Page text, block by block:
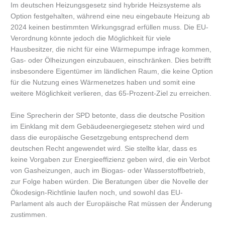
Im deutschen Heizungsgesetz sind hybride Heizsysteme als
Option festgehalten, während eine neu eingebaute Heizung ab
2024 keinen bestimmten Wirkungsgrad erfüllen muss. Die EU-
Verordnung könnte jedoch die Möglichkeit für viele
Hausbesitzer, die nicht für eine Wärmepumpe infrage kommen,
Gas- oder Ölheizungen einzubauen, einschränken. Dies betrifft
insbesondere Eigentümer im ländlichen Raum, die keine Option
für die Nutzung eines Wärmenetzes haben und somit eine
weitere Möglichkeit verlieren, das 65-Prozent-Ziel zu erreichen.
Eine Sprecherin der SPD betonte, dass die deutsche Position
im Einklang mit dem Gebäudeenergiegesetz stehen wird und
dass die europäische Gesetzgebung entsprechend dem
deutschen Recht angewendet wird. Sie stellte klar, dass es
keine Vorgaben zur Energieeffizienz geben wird, die ein Verbot
von Gasheizungen, auch im Biogas- oder Wasserstoffbetrieb,
zur Folge haben würden. Die Beratungen über die Novelle der
Ökodesign-Richtlinie laufen noch, und sowohl das EU-
Parlament als auch der Europäische Rat müssen der Änderung
zustimmen.